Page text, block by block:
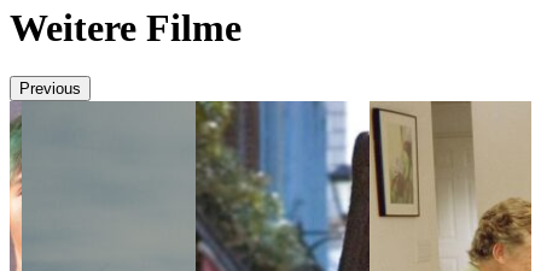
Weitere Filme
Previous